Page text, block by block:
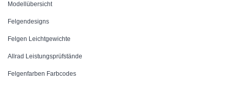
Modellübersicht
Felgendesigns
Felgen Leichtgewichte
Allrad Leistungsprüfstände
Felgenfarben Farbcodes